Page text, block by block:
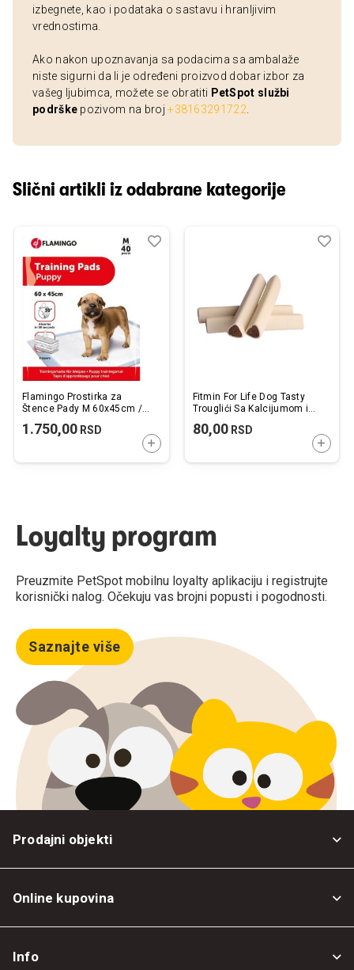
izbegnete, kao i podataka o sastavu i hranljivim
vrednostima.
Ako nakon upoznavanja sa podacima sa ambalaže
niste sigurni da li je određeni proizvod dobar izbor za
vašeg ljubimca, možete se obratiti PetSpot službi
podrške pozivom na broj+38163291722
Slični artikli iz odabrane kategorije
Flamingo Prostirka za
Štence Pady M 60x45cm /
1.750,00 RSD
DODAJTE U KORPU
Dodaj
Uporedi
Fitmin For Life Dog Tasty
Trouglići Sa Kalcijumom i
80,00RSD
Loyalty program
Preuzmite PetSpot mobilnu loyalty aplikaciju i registrujte
korisnički nalog. Očekuju vas brojni popusti i pogodnosti.
Saznajte više
Prodajni objekti
Online kupovina
Info